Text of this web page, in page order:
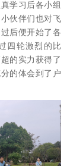
学习后各小组
伙伴们也对飞
后便开始了各
四轮激烈的比
的实力获得了
的体会到了户